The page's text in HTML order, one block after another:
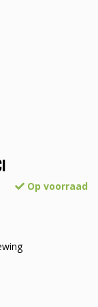
Op voorraad